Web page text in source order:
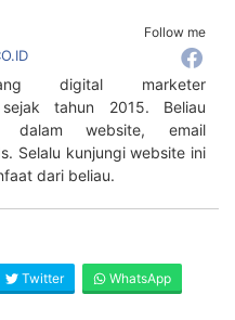
Follow me
digital marketer
sejak tahun 2015. Beliau
dalam website, email
Selalu kunjungi website ini
dari beliau.
Twitter WhatsApp